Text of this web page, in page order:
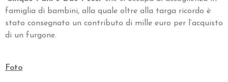
famiglia di bambini, alla quale oltre alla targa ricordo è
stato consegnato un contributo di mille euro per l’acquisto
di un furgone.
Foto